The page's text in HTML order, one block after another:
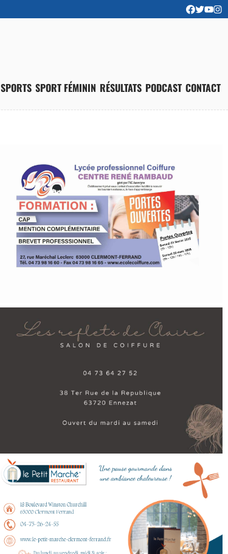
SPORTS SPORT FÉMININ RÉSULTATS PODCAST CONTACT